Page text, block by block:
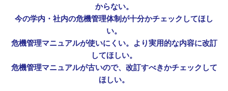
からない。
今の学内・社内の危機管理体制が十分かチェックしてほし
い。
危機管理マニュアルが使いにくい。より実用的な内容に改訂
してほしい。
危機管理マニュアルが古いので、改訂すべきかチェックして
ほしい。